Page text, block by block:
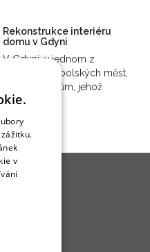
Rekonstrukce interiéru
domu v Gdyni
V Gdyni, v jednom z
nejmladších polských měst,
se nachází dům, jehož
interiér…
v